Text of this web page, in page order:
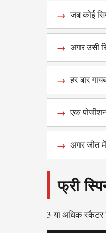
जब कोई
अगर उसी
हर बार
एक
अगर जीत
फ्री
3 या अधिक स्कैटर